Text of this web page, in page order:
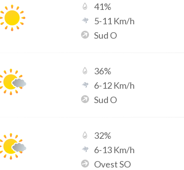
41%
5-11 Km/h
Sud O
36%
6-12 Km/h
Sud O
32%
6-13 Km/h
Ovest SO